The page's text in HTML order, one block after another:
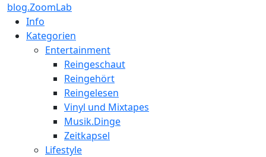
blog.ZoomLab
Info
Kategorien
Entertainment
Reingeschaut
Reingehört
Reingelesen
Vinyl und Mixtapes
Musik.Dinge
Zeitkapsel
Lifestyle